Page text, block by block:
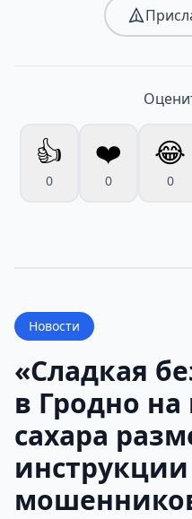
👍
0
❤️
0
😂
0
Новости
«Сладкая
в Гродно на
сахара